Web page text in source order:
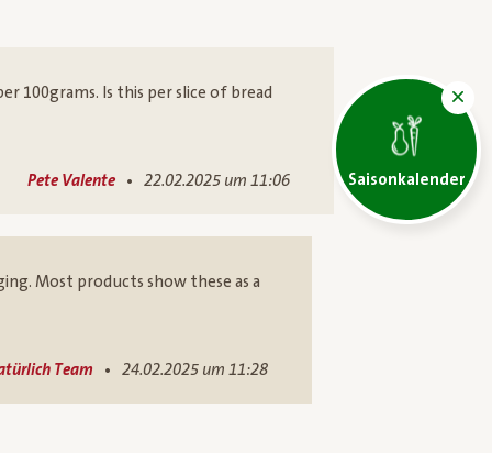
Saisonkalender
100grams. Is this per slice of bread
Pete Valente • 22.02.2025 um 11:06
Most products show these as a
Team • 24.02.2025 um 11:28